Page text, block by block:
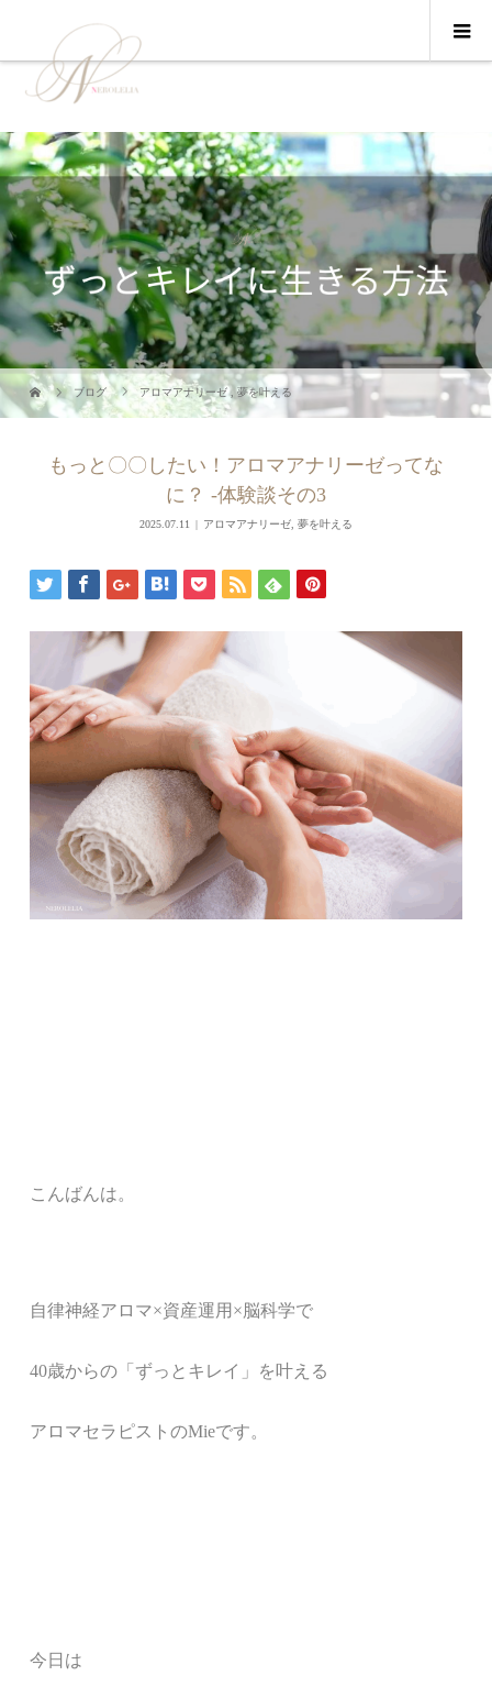
ブログ アロマアナリーゼ ,夢を叶える
もっと〇〇したい！アロマアナリーゼってな
に？ -体験談その3
2025.07.11 アロマアナリーゼ, 夢を叶える
こんばんは。
自律神経アロマ×資産運用×脳科学で
40歳からの「ずっとキレイ」を叶える
アロマセラピストのMieです。
今日は